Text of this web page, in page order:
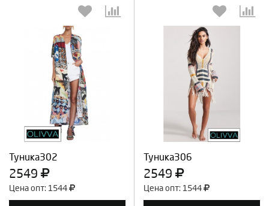
Туника302
2549
Цена опт: 1544
Выберите количество:
Продолжить
Туника306
2549
Цена опт: 1544
Выберите количество:
Продолжить Отмена